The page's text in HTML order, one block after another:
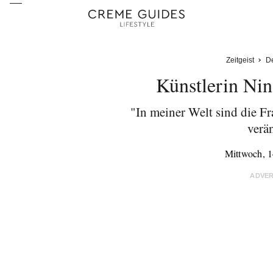
Zeitgeist
Künstlerin
"In meiner Welt sind die
Mittwoch,